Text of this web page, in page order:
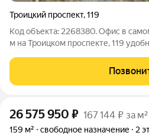
Троицкий проспект,119
Код объекта: 2268380. Офис в
м на Троицком проспекте, 119 удобная точка для ведения
здании 2012 года, вход общий,
организовать рабочий день и
26 575 950 ₽ 167 144 ₽ за м²
159 м² свободное назначение 2